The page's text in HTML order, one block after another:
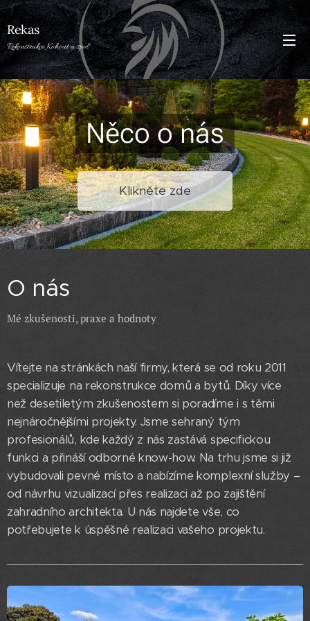
Rekas
Rekonstrukce Kohout a spol
Něco o nás
Klikněte zde
O nás
Mé zkušenosti, praxe a hodnoty
Vítejte na stránkách naší firmy, která se od roku 2011
specializuje na rekonstrukce domů a bytů. Díky více
než desetiletým zkušenostem si poradíme i s těmi
nejnáročnějšími projekty. Jsme sehraný tým
profesionálů, kde každý z nás zastává specifickou
funkci a přináší odborné know-how. Na trhu jsme si již
vybudovali pevné místo a nabízíme komplexní služby –
od návrhu vizualizací přes realizaci až po zajištění
zahradního architekta. U nás najdete vše, co
potřebujete k úspěšné realizaci vašeho projektu.